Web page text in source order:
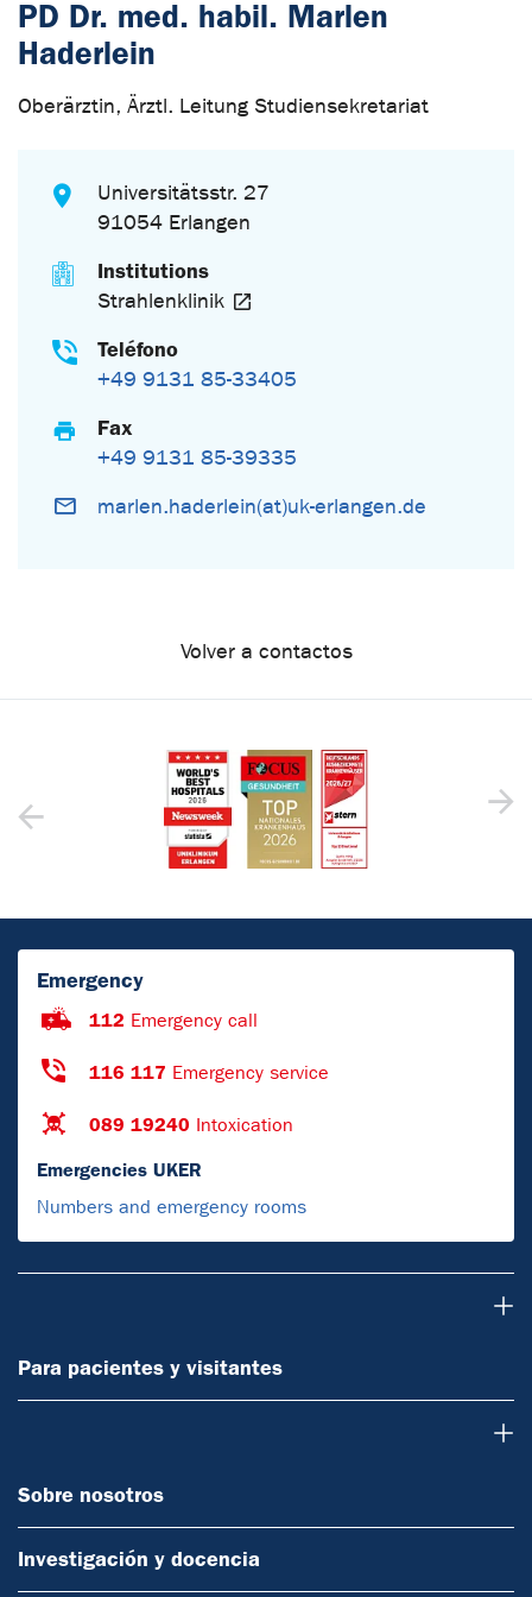
PD Dr. med. habil. Marlen
Haderlein
Oberärztin, Ärztl. Leitung Studiensekretariat
Universitätsstr. 27
91054 Erlangen
Institutions
Strahlenklinik
Teléfono
+49 9131 85-33405
Fax
+49 9131 85-39335
marlen.haderlein(at)uk-erlangen.de
Volver a contactos
Emergency
112 Emergency call
116 117 Emergency service
089 19240 Intoxication
Emergencies UKER
Numbers and emergency rooms
Para pacientes y visitantes
Sobre nosotros
Investigación y docencia